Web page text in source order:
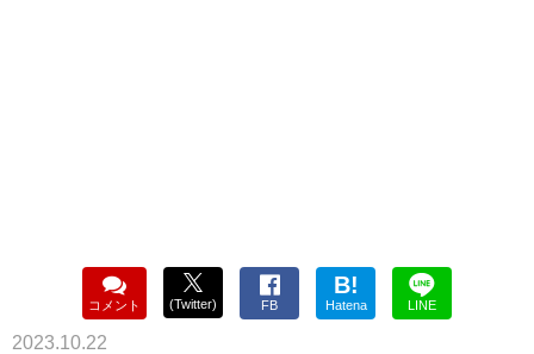
コメント (Twitter) FB
B!
Hatena LINE
2023.10.22